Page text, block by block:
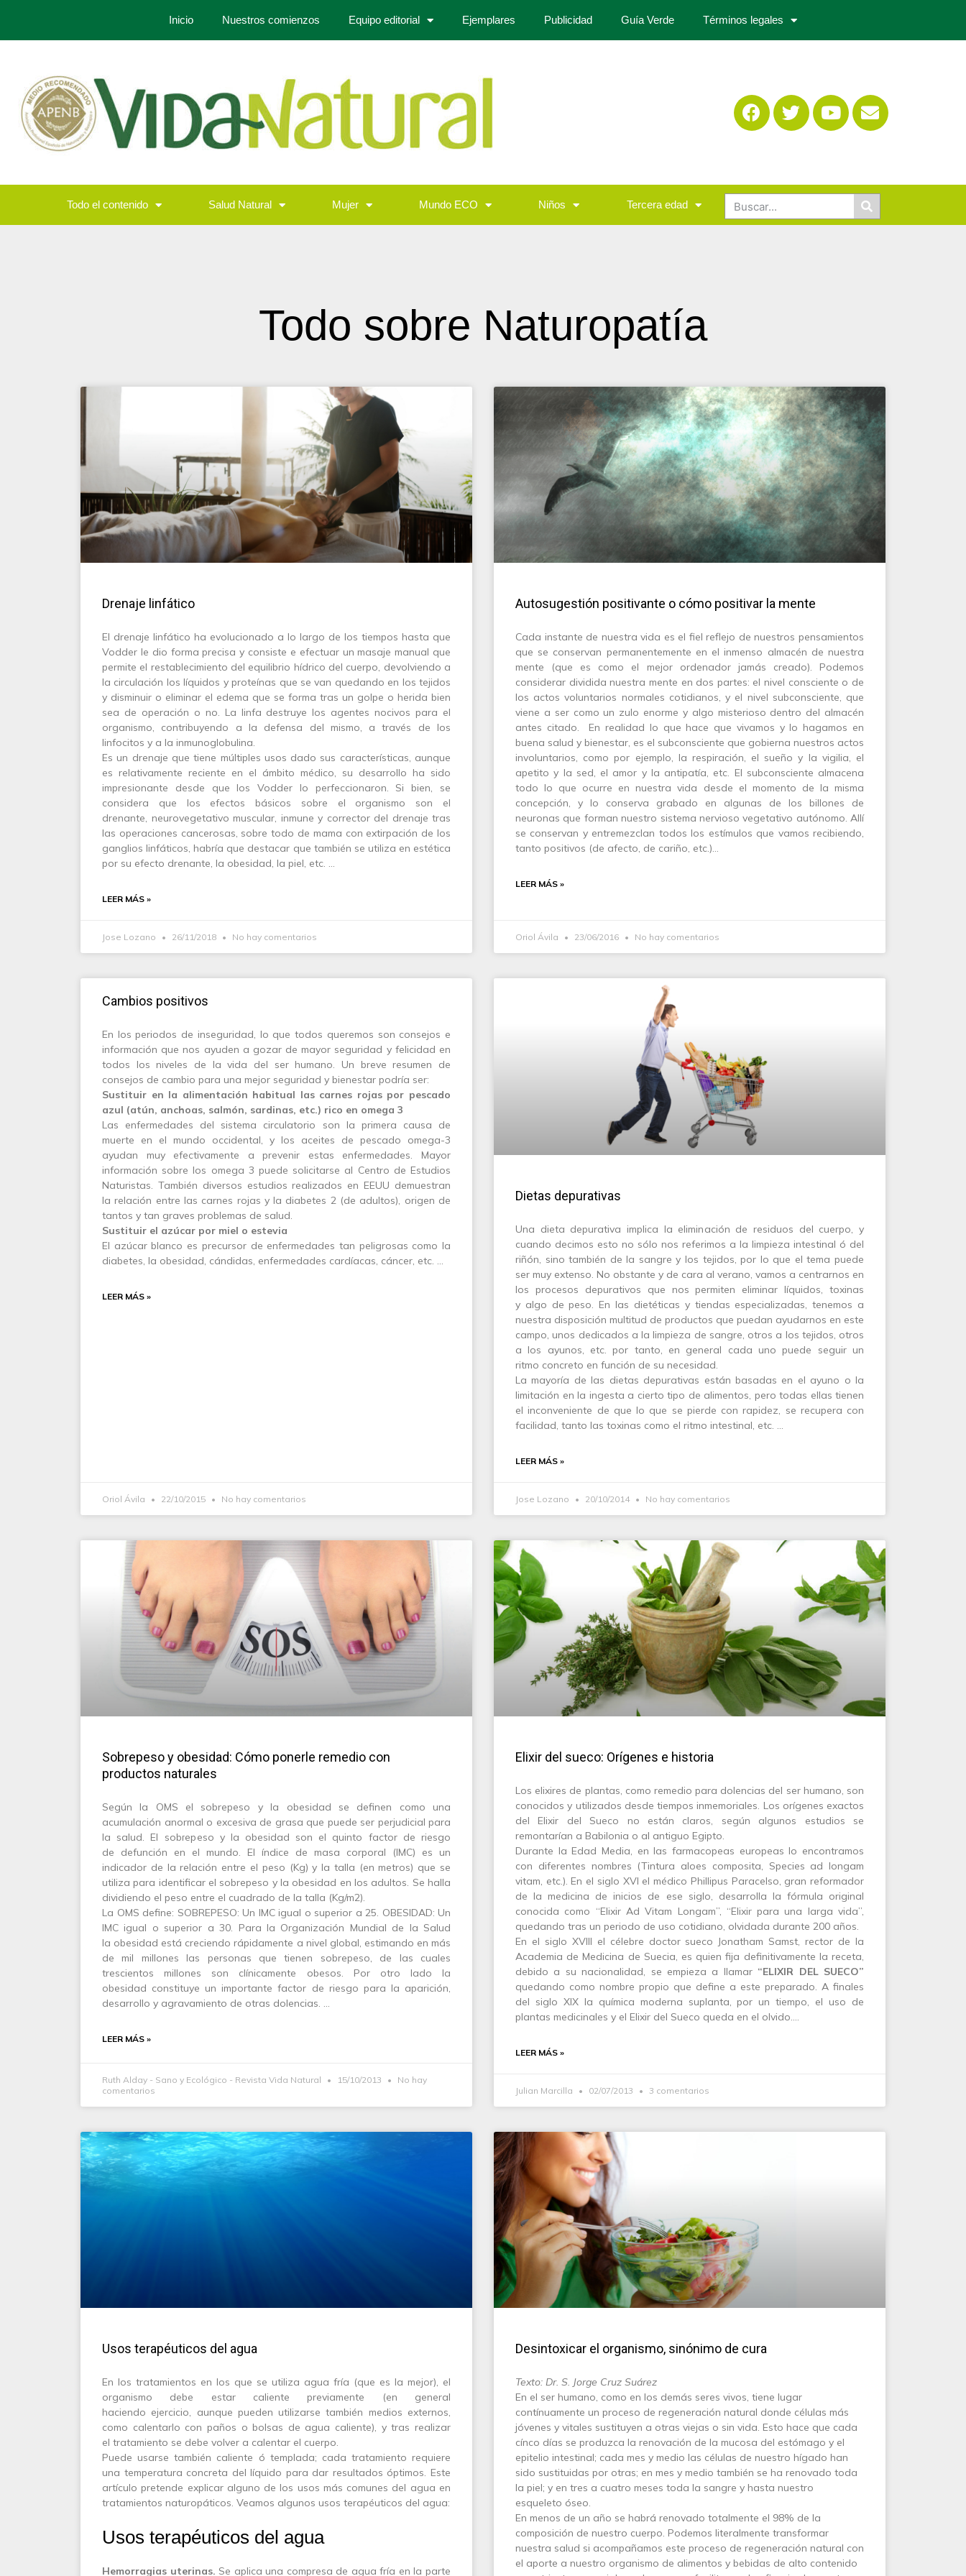
Inicio Nuestros comienzos Equipo editorial Ejemplares Publicidad Guía Verde Términos legales
Todo el contenido Salud Natural Mujer Mundo ECO Niños Tercera edad
Todo sobre Naturopatía
Drenaje linfático
El drenaje linfático ha evolucionado a lo largo de los tiempos hasta que
Vodder le dio forma precisa y consiste e efectuar un masaje manual que
permite el restablecimiento del equilibrio hídrico del cuerpo, devolviendo a
la circulación los líquidos y proteínas que se van quedando en los tejidos
y disminuir o eliminar el edema que se forma tras un golpe o herida bien
sea de operación o no. La linfa destruye los agentes nocivos para el
organismo, contribuyendo a la defensa del mismo, a través de los
linfocitos y a la inmunoglobulina.
Es un drenaje que tiene múltiples usos dado sus características, aunque
es relativamente reciente en el ámbito médico, su desarrollo ha sido
impresionante desde que los Vodder lo perfeccionaron. Si bien, se
considera que los efectos básicos sobre el organismo son el
drenante, neurovegetativo muscular, inmune y corrector del drenaje tras
las operaciones cancerosas, sobre todo de mama con extirpación de los
ganglios linfáticos, habría que destacar que también se utiliza en estética
por su efecto drenante, la obesidad, la piel, etc. …
LEER MÁS »
Jose Lozano 26/11/2018 No hay comentarios
Autosugestión positivante o cómo positivar la mente
Cada instante de nuestra vida es el fiel reflejo de nuestros pensamientos
que se conservan permanentemente en el inmenso almacén de nuestra
mente (que es como el mejor ordenador jamás creado). Podemos
considerar dividida nuestra mente en dos partes: el nivel consciente o de
los actos voluntarios normales cotidianos, y el nivel subconsciente, que
viene a ser como un zulo enorme y algo misterioso dentro del almacén
antes citado. En realidad lo que hace que vivamos y lo hagamos en
buena salud y bienestar, es el subconsciente que gobierna nuestros actos
involuntarios, como por ejemplo, la respiración, el sueño y la vigilia, el
apetito y la sed, el amor y la antipatía, etc. El subconsciente almacena
todo lo que ocurre en nuestra vida desde el momento de la misma
concepción, y lo conserva grabado en algunas de los billones de
neuronas que forman nuestro sistema nervioso vegetativo autónomo. Allí
se conservan y entremezclan todos los estímulos que vamos recibiendo,
tanto positivos (de afecto, de cariño, etc.)…
LEER MÁS »
Oriol Ávila 23/06/2016 No hay comentarios
Cambios positivos
En los periodos de inseguridad, lo que todos queremos son consejos e
información que nos ayuden a gozar de mayor seguridad y felicidad en
todos los niveles de la vida del ser humano. Un breve resumen de
consejos de cambio para una mejor seguridad y bienestar podría ser:
Sustituir en la alimentación habitual las carnes rojas por pescado
azul (atún, anchoas, salmón, sardinas, etc.) rico en omega 3
Las enfermedades del sistema circulatorio son la primera causa de
muerte en el mundo occidental, y los aceites de pescado omega-3
ayudan muy efectivamente a prevenir estas enfermedades. Mayor
información sobre los omega 3 puede solicitarse al Centro de Estudios
Naturistas. También diversos estudios realizados en EEUU demuestran
la relación entre las carnes rojas y la diabetes 2 (de adultos), origen de
tantos y tan graves problemas de salud.
Sustituir el azúcar por miel o estevia
El azúcar blanco es precursor de enfermedades tan peligrosas como la
diabetes, la obesidad, cándidas, enfermedades cardíacas, cáncer, etc. …
LEER MÁS »
Oriol Ávila 22/10/2015 No hay comentarios
Dietas depurativas
Una dieta depurativa implica la eliminación de residuos del cuerpo, y
cuando decimos esto no sólo nos referimos a la limpieza intestinal ó del
riñón, sino también de la sangre y los tejidos, por lo que el tema puede
ser muy extenso. No obstante y de cara al verano, vamos a centrarnos en
los procesos depurativos que nos permiten eliminar líquidos, toxinas
y algo de peso. En las dietéticas y tiendas especializadas, tenemos a
nuestra disposición multitud de productos que puedan ayudarnos en este
campo, unos dedicados a la limpieza de sangre, otros a los tejidos, otros
a los ayunos, etc. por tanto, en general cada uno puede seguir un
ritmo concreto en función de su necesidad.
La mayoría de las dietas depurativas están basadas en el ayuno o la
limitación en la ingesta a cierto tipo de alimentos, pero todas ellas tienen
el inconveniente de que lo que se pierde con rapidez, se recupera con
facilidad, tanto las toxinas como el ritmo intestinal, etc. …
LEER MÁS »
Jose Lozano 20/10/2014 No hay comentarios
Sobrepeso y obesidad: Cómo ponerle remedio con
productos naturales
Según la OMS el sobrepeso y la obesidad se definen como una
acumulación anormal o excesiva de grasa que puede ser perjudicial para
la salud. El sobrepeso y la obesidad son el quinto factor de riesgo
de defunción en el mundo. El índice de masa corporal (IMC) es un
indicador de la relación entre el peso (Kg) y la talla (en metros) que se
utiliza para identificar el sobrepeso y la obesidad en los adultos. Se halla
dividiendo el peso entre el cuadrado de la talla (Kg/m2).
La OMS define: SOBREPESO: Un IMC igual o superior a 25. OBESIDAD: Un
IMC igual o superior a 30. Para la Organización Mundial de la Salud
la obesidad está creciendo rápidamente a nivel global, estimando en más
de mil millones las personas que tienen sobrepeso, de las cuales
trescientos millones son clínicamente obesos. Por otro lado la
obesidad constituye un importante factor de riesgo para la aparición,
desarrollo y agravamiento de otras dolencias. …
LEER MÁS »
Ruth Alday - Sano y Ecológico - Revista Vida Natural 15/10/2013
No hay
comentarios
Elixir del sueco: Orígenes e historia
Los elixires de plantas, como remedio para dolencias del ser humano, son
conocidos y utilizados desde tiempos inmemoriales. Los orígenes exactos
del Elixir del Sueco no están claros, según algunos estudios se
remontarían a Babilonia o al antiguo Egipto.
Durante la Edad Media, en las farmacopeas europeas lo encontramos
con diferentes nombres (Tintura aloes composita, Species ad longam
vitam, etc.). En el siglo XVI el médico Phillipus Paracelso, gran reformador
de la medicina de inicios de ese siglo, desarrolla la fórmula original
conocida como “Elixir Ad Vitam Longam”, “Elixir para una larga vida”,
quedando tras un periodo de uso cotidiano, olvidada durante 200 años.
En el siglo XVIII el célebre doctor sueco Jonatham Samst, rector de la
Academia de Medicina de Suecia, es quien fija definitivamente la receta,
debido a su nacionalidad, se empieza a llamar “ELIXIR DEL SUECO”
quedando como nombre propio que define a este preparado. A finales
del siglo XIX la química moderna suplanta, por un tiempo, el uso de
plantas medicinales y el Elixir del Sueco queda en el olvido.…
LEER MÁS »
Julian Marcilla 02/07/2013 3 comentarios
Usos terapéuticos del agua
En los tratamientos en los que se utiliza agua fría (que es la mejor), el
organismo debe estar caliente previamente (en general
haciendo ejercicio, aunque pueden utilizarse también medios externos,
como calentarlo con paños o bolsas de agua caliente), y tras realizar
el tratamiento se debe volver a calentar el cuerpo.
Puede usarse también caliente ó templada; cada tratamiento requiere
una temperatura concreta del líquido para dar resultados óptimos. Este
artículo pretende explicar alguno de los usos más comunes del agua en
tratamientos naturopáticos. Veamos algunos usos terapéuticos del agua:
Usos terapéuticos del agua
Hemorragias uterinas. Se aplica una compresa de agua fría en la parte
Desintoxicar el organismo, sinónimo de cura
Texto: Dr. S. Jorge Cruz Suárez
En el ser humano, como en los demás seres vivos, tiene lugar
contínuamente un proceso de regeneración natural donde células más
jóvenes y vitales sustituyen a otras viejas o sin vida. Esto hace que cada
cínco días se produzca la renovación de la mucosa del estómago y el
epitelio intestinal; cada mes y medio las células de nuestro hígado han
sido sustituidas por otras; en mes y medio también se ha renovado toda
la piel; y en tres a cuatro meses toda la sangre y hasta nuestro
esqueleto óseo.
En menos de un año se habrá renovado totalmente el 98% de la
composición de nuestro cuerpo. Podemos literalmente transformar
nuestra salud si acompañamos este proceso de regeneración natural con
el aporte a nuestro organismo de alimentos y bebidas de alto contenido